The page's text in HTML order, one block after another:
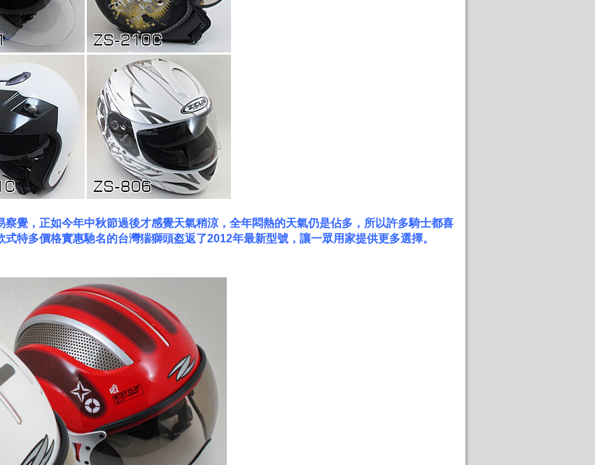
覺，正如今年中秋節過後才感覺天氣稍涼，全年悶熱的天氣仍是佔多，所以許多騎士都喜
特多價格實惠馳名的台灣猯獅頭盔返了2012年最新型號，讓一眾用家提供更多選擇。